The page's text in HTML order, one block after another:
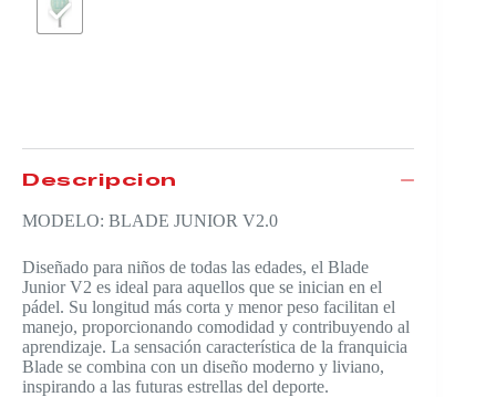
Descripción
MODELO: BLADE JUNIOR V2.0
Diseñado para niños de todas las edades, el Blade
Junior V2 es ideal para aquellos que se inician en el
pádel. Su longitud más corta y menor peso facilitan el
manejo, proporcionando comodidad y contribuyendo al
aprendizaje. La sensación característica de la franquicia
Blade se combina con un diseño moderno y liviano,
inspirando a las futuras estrellas del deporte.